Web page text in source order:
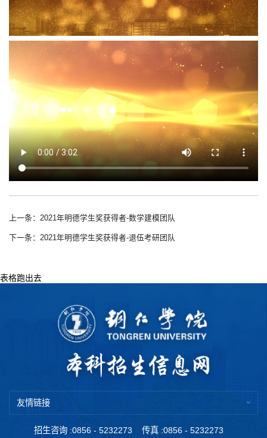
上一条：2021年明德学生奖获得者-数学建模团队
下一条：2021年明德学生奖获得者-退伍考研团队
友情链接
招生咨询 :0856 - 5232273 传真 :0856 - 5232273
表格跑出去